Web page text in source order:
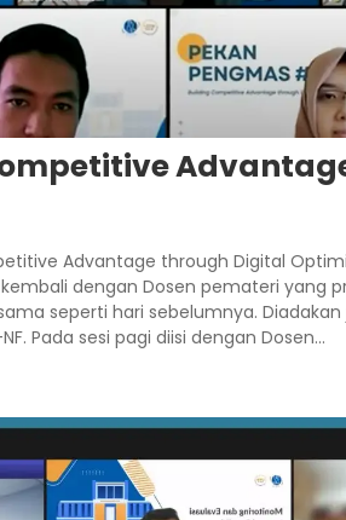
Advantage through Digital
dengan Dosen pemateri yang
seperti hari sebelumnya.
Pada sesi pagi diisi dengan Dosen...